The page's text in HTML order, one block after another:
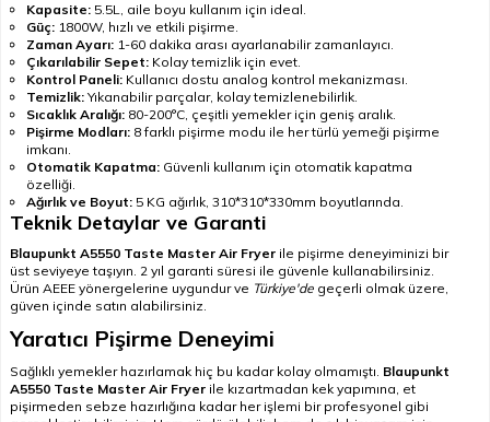
Kapasite: 5.5L, aile boyu kullanım için ideal.
Güç: 1800W, hızlı ve etkili pişirme.
Zaman Ayarı: 1-60 dakika arası ayarlanabilir zamanlayıcı.
Çıkarılabilir Sepet: Kolay temizlik için evet.
Kontrol Paneli: Kullanıcı dostu analog kontrol mekanizması.
Temizlik: Yıkanabilir parçalar, kolay temizlenebilirlik.
Sıcaklık Aralığı: 80-200°C, çeşitli yemekler için geniş aralık.
Pişirme Modları: 8 farklı pişirme modu ile her türlü yemeği pişirme
imkanı.
Otomatik Kapatma: Güvenli kullanım için otomatik kapatma
özelliği.
Ağırlık ve Boyut: 5 KG ağırlık, 310*310*330mm boyutlarında.
Teknik Detaylar ve Garanti
Blaupunkt A5550 Taste Master Air Fryer ile pişirme deneyiminizi bir
üst seviyeye taşıyın. 2 yıl garanti süresi ile güvenle kullanabilirsiniz.
Ürün AEEE yönergelerine uygundur ve Türkiye'de geçerli olmak üzere,
güven içinde satın alabilirsiniz.
Yaratıcı Pişirme Deneyimi
Sağlıklı yemekler hazırlamak hiç bu kadar kolay olmamıştı. Blaupunkt
A5550 Taste Master Air Fryer ile kızartmadan kek yapımına, et
pişirmeden sebze hazırlığına kadar her işlemi bir profesyonel gibi